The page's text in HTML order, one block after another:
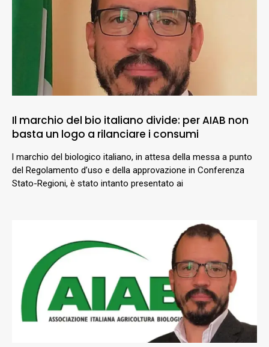
Il marchio del bio italiano divide: per AIAB non
basta un logo a rilanciare i consumi
l marchio del biologico italiano, in attesa della messa a punto
del Regolamento d’uso e della approvazione in Conferenza
Stato-Regioni, è stato intanto presentato ai